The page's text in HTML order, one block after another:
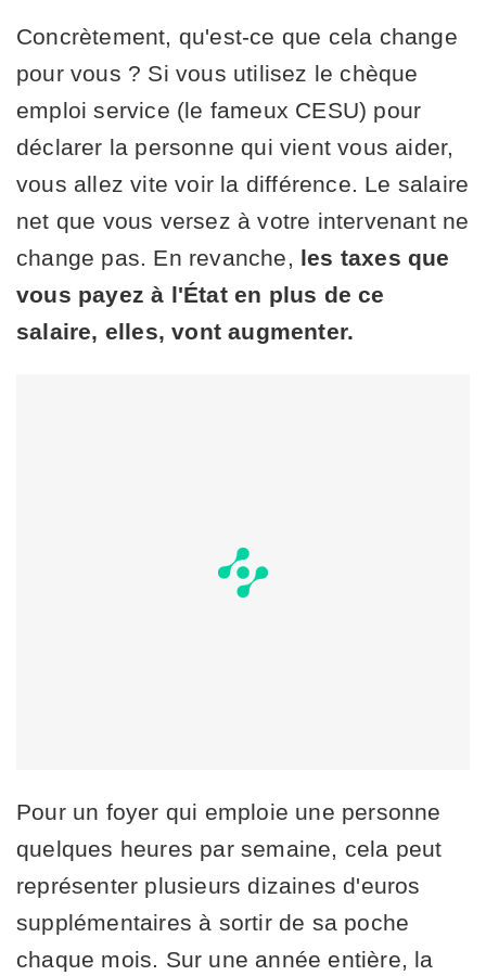
Concrètement, qu'est-ce que cela change
pour vous ? Si vous utilisez le chèque
emploi service (le fameux CESU) pour
déclarer la personne qui vient vous aider,
vous allez vite voir la différence. Le salaire
net que vous versez à votre intervenant ne
change pas. En revanche, les taxes que
vous payez à l'État en plus de ce
salaire, elles, vont augmenter.
Pour un foyer qui emploie une personne
quelques heures par semaine, cela peut
représenter plusieurs dizaines d'euros
supplémentaires à sortir de sa poche
chaque mois. Sur une année entière, la